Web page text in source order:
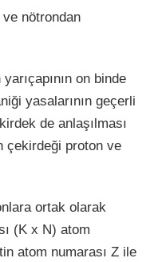
nötrondan
on binde
yasalarının geçerli
de anlaşılması
çekirdeği proton ve
ortak olarak
(K x N) atom
atom numarası Z ile